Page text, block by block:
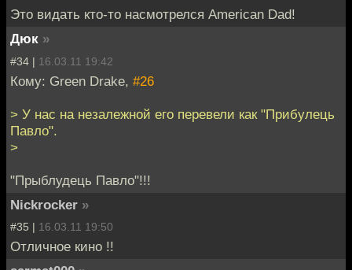
Это видать кто-то насмотрелся American Dad!
Дюк »
#34 | 16.03.11 19:42
Кому: Green Drake, #26
> У нас на незалежной его перевели как "Прибулець
Павло".
>
"Прыблудець Павло"!!!
Nickrocker »
#35 | 16.03.11 19:50
Отличное кино !!